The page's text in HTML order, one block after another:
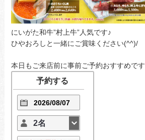
にいがた和牛”村上牛”人気です♪
ひやおろしと一緒にご賞味ください(^^)/
本日もご来店前に事前ご予約おすすめです
予約する
2名